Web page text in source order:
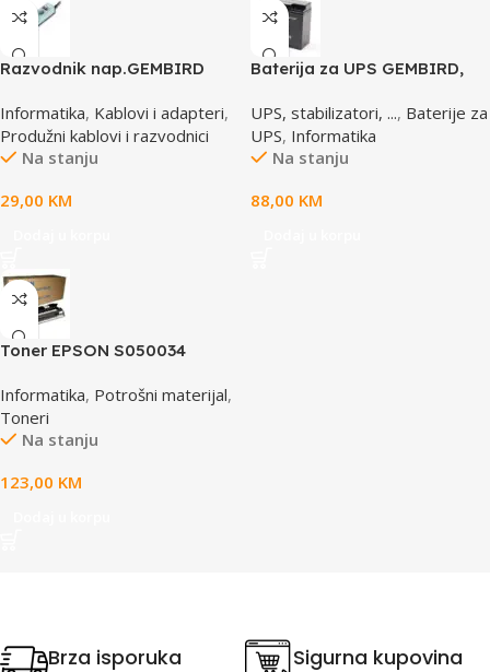
Razvodnik nap.GEMBIRD
prekidac, 4,5m, osigurač,
prenaponska zaštita
Informatika, Kablovi i adapteri,
Produžni kablovi i razvodnici
Na stanju
29,00 KM
Baterija za UPS GEMBIRD,
UPS, stabilizatori, ..., Baterije za
UPS, Informatika
Na stanju
88,00 KM
Toner EPSON S050034
Informatika, Potrošni materijal,
Toneri
Na stanju
123,00 KM
Brza isporuka Sigurna kupovina